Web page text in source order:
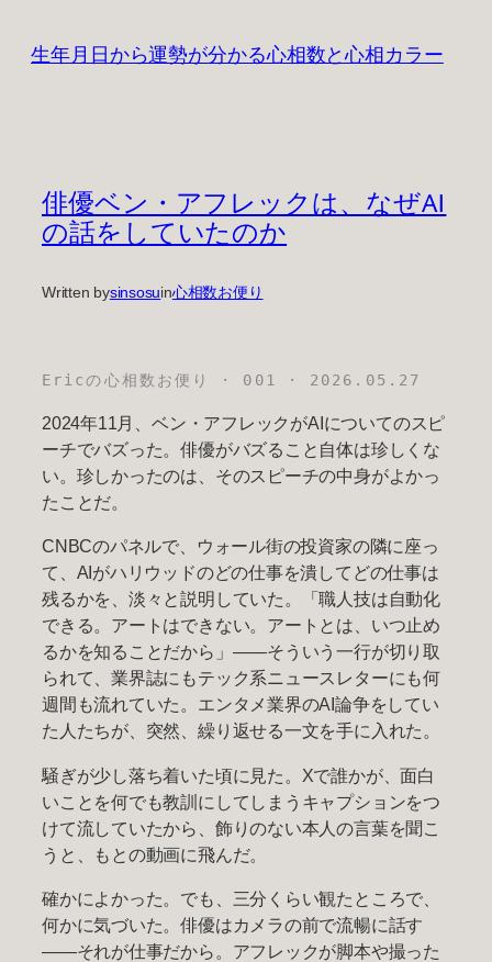
生年月日から運勢が分かる心相数と心相カラー
俳優ベン・アフレックは、なぜAI
の話をしていたのか
Written bysinsosuin心相数お便り
Ericの心相数お便り · 001 · 2026.05.27
2024年11月、ベン・アフレックがAIについてのスピ
ーチでバズった。俳優がバズること自体は珍しくな
い。珍しかったのは、そのスピーチの中身がよかっ
たことだ。
CNBCのパネルで、ウォール街の投資家の隣に座っ
て、AIがハリウッドのどの仕事を潰してどの仕事は
残るかを、淡々と説明していた。「職人技は自動化
できる。アートはできない。アートとは、いつ止め
るかを知ることだから」——そういう一行が切り取
られて、業界誌にもテック系ニュースレターにも何
週間も流れていた。エンタメ業界のAI論争をしてい
た人たちが、突然、繰り返せる一文を手に入れた。
騒ぎが少し落ち着いた頃に見た。Xで誰かが、面白
いことを何でも教訓にしてしまうキャプションをつ
けて流していたから、飾りのない本人の言葉を聞こ
うと、もとの動画に飛んだ。
確かによかった。でも、三分くらい観たところで、
何かに気づいた。俳優はカメラの前で流暢に話す
——それが仕事だから。アフレックが脚本や撮った